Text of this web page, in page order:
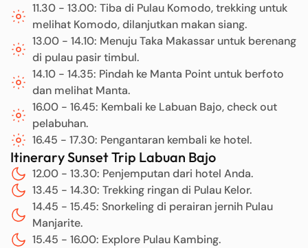
11.30 - 13.00: Tiba di Pulau Komodo, trekking untuk
melihat Komodo, dilanjutkan makan siang.
13.00 - 14.10: Menuju Taka Makassar untuk berenang
di pulau pasir timbul.
14.10 - 14.35: Pindah ke Manta Point untuk berfoto
dan melihat Manta.
16.00 - 16.45: Kembali ke Labuan Bajo, check out
pelabuhan.
16.45 - 17.30: Pengantaran kembali ke hotel.
Itinerary Sunset Trip Labuan Bajo
12.00 - 13.30: Penjemputan dari hotel Anda.
13.45 - 14.30: Trekking ringan di Pulau Kelor.
14.45 - 15.45: Snorkeling di perairan jernih Pulau
Manjarite.
15.45 - 16.00: Explore Pulau Kambing.